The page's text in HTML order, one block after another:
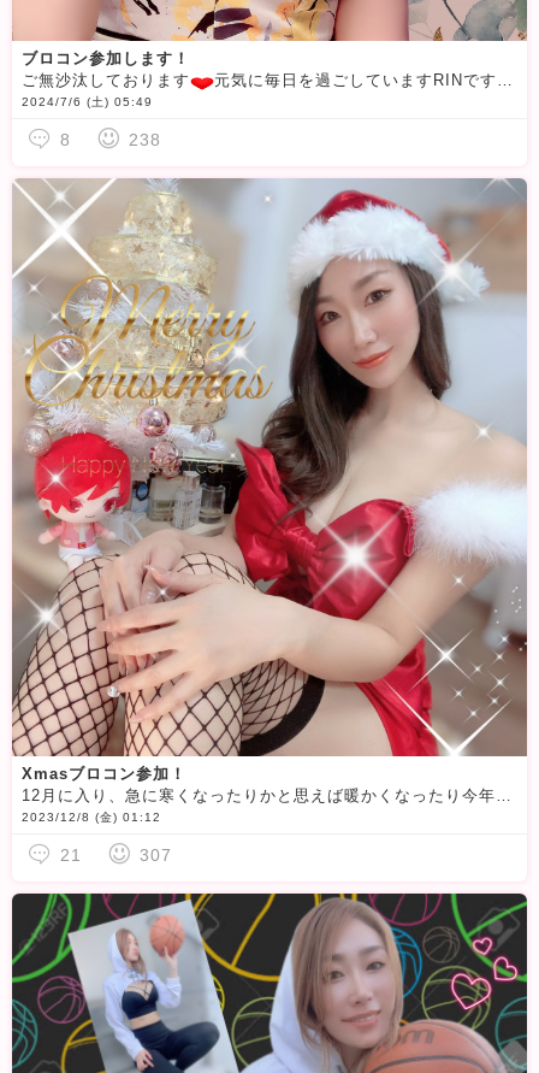
ブロコン参加します！
ご無沙汰しております
元気に毎日を過ごしていますRINです
2024/7/6 (土) 05:49
8 238
Xmasブロコン参加！
12月に入り、急に寒くなったりかと思えば暖かくなったり今年の冬はなかなか温度調節が難しいですね
2023/12/8 (金) 01:12
21 307